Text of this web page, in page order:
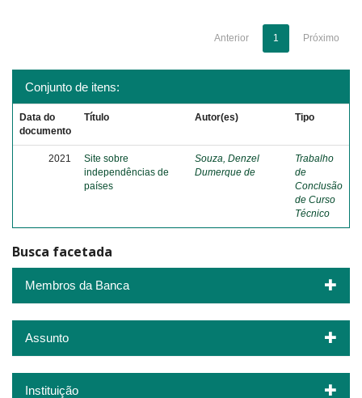
Anterior 1 Próximo
Conjunto de itens:
Data do
documento
Título Autor(es) Tipo
2021
Site sobre
independências de
países
Souza, Denzel
Dumerque de
Trabalho
de
Conclusão
de Curso
Técnico
Busca facetada
Membros da Banca
Assunto
Instituição